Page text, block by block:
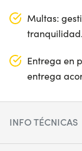
Multas:
tranquilidad.
Entrega en
entrega
INFO TÉCNICAS